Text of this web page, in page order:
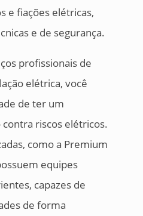
e fiações elétricas,
e de segurança.
profissionais de
elétrica, você
de ter um
riscos elétricos.
como a Premium
equipes
capazes de
de forma